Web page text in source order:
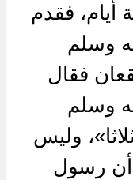
أيام، فقدم
وسلم
فقال
وسلم
وليس
أن رسول